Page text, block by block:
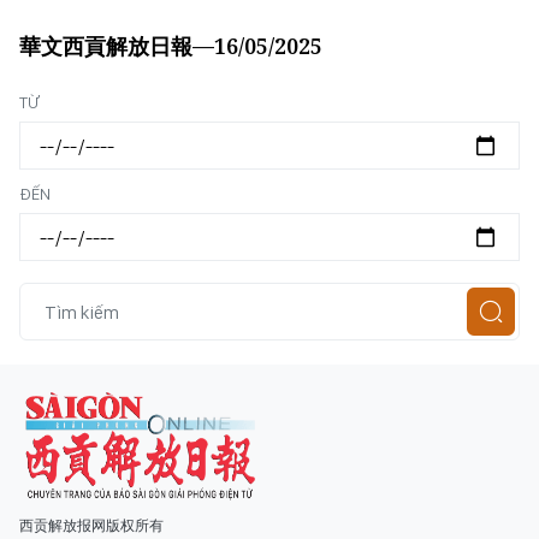
華文西貢解放日報—16/05/2025
TỪ
ĐẾN
西贡解放报网版权所有